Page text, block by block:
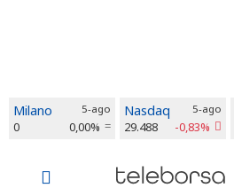
Milano 5-ago
0 0,00%
Nasdaq 5-ago
29.488 -0,83%